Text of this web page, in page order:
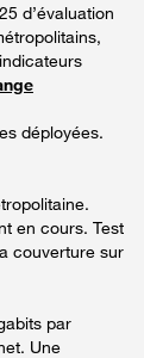
d’évaluation
déployées.
en cours. Test
couverture sur
par
Une